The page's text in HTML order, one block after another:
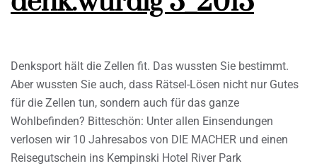
Denksport hält die Zellen fit. Das wussten Sie bestimmt.
Aber wussten Sie auch, dass Rätsel-Lösen nicht nur Gutes
für die Zellen tun, sondern auch für das ganze
Wohlbefinden? Bitteschön: Unter allen Einsendungen
verlosen wir 10 Jahresabos von DIE MACHER und einen
Reisegutschein ins Kempinski Hotel River Park